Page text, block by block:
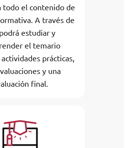
todo el contenido de
A través de
estudiar y
el temario
prácticas,
y una
final.